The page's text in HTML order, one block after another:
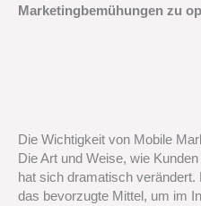
Marketingbemühungen zu
Die Wichtigkeit von Mobile
Die Art und Weise, wie
hat sich dramatisch
das bevorzugte Mittel, um im